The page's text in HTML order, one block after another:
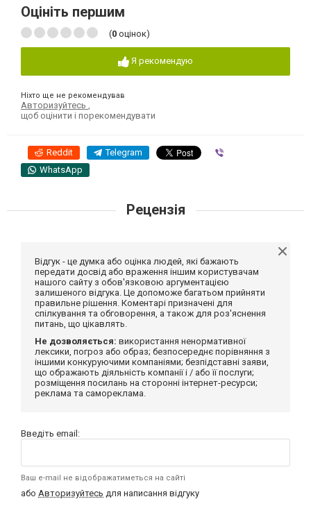
Оцініть першим
(0 оцінок)
Я рекомендую
Ніхто ще не рекомендував
Авторизуйтесь
щоб оцінити і порекомендувати
Reddit Telegram
WhatsApp
Рецензія
Відгук - це думка або оцінка людей, які бажають
передати досвід або враження іншим користувачам
нашого сайту з обов'язковою аргументацією
залишеного відгука. Це допоможе багатьом прийняти
правильне рішення. Коментарі призначені для
спілкування та обговорення, а також для роз'яснення
питань, що цікавлять.
Не дозволяється: використання ненормативної
лексики, погроз або образ; безпосереднє порівняння з
іншими конкуруючими компаніями; безпідставні заяви,
що ображають діяльність компанії і / або її послуги;
розміщення посилань на сторонні інтернет-ресурси;
реклама та самореклама.
Введіть email:
Ваш e-mail не відображатиметься на сайті
або Авторизуйтесь для написання відгуку